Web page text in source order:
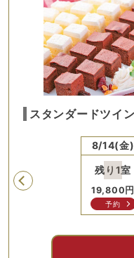
スタンダードツイ
Previous
8/14(金)
残り 1室
19,800 円
予約